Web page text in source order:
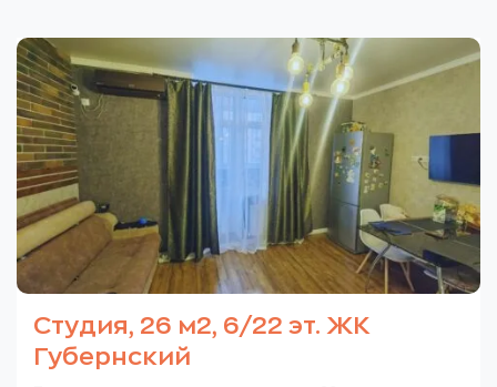
Студия, 26 м2, 6/22 эт. ЖК
Губернский